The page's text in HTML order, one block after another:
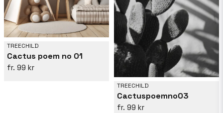
TREECHILD
Cactus poem no 01
99 kr
TREECHILD
Cactuspoemno03
99 kr